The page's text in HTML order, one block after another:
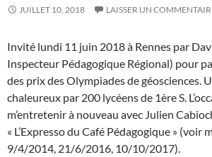
JUILLET 10, 2018 LAISSER UN
Invité lundi 11 juin 2018 à Rennes par
Inspecteur Pédagogique Régional) pour
des prix des Olympiades de géosciences.
chaleureux par 200 lycéens de 1ère S.
m’entretenir à nouveau avec Julien
« L’Expresso du Café Pédagogique » (voir
9/4/2014, 21/6/2016, 10/10/2017).